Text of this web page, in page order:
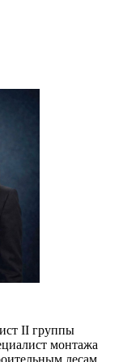
II группы
монтажа
лесам